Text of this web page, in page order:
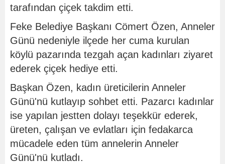
tarafından çiçek takdim etti.
Feke Belediye Başkanı Cömert Özen, Anneler
Günü nedeniyle ilçede her cuma kurulan
köylü pazarında tezgah açan kadınları ziyaret
ederek çiçek hediye etti.
Başkan Özen, kadın üreticilerin Anneler
Günü'nü kutlayıp sohbet etti. Pazarcı kadınlar
ise yapılan jestten dolayı teşekkür ederek,
üreten, çalışan ve evlatları için fedakarca
mücadele eden tüm annelerin Anneler
Günü'nü kutladı.